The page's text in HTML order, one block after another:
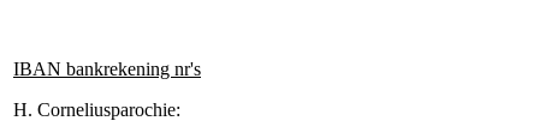
IBAN bankrekening nr's
H. Corneliusparochie: